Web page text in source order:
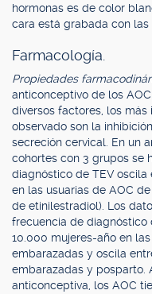
hormonas es de color
cara está grabada con las
Farmacología.
Propiedades
anticonceptivo de los
diversos factores, los
observado son la
secreción cervical. En un
cohortes con 3 grupos se
diagnóstico de TEV oscila
en las usuarias de AOC
de etinilestradiol). Los
frecuencia de diagnóstico
10.000 mujeres-año en
embarazadas y oscila
embarazadas y posparto.
anticonceptiva, los AOC